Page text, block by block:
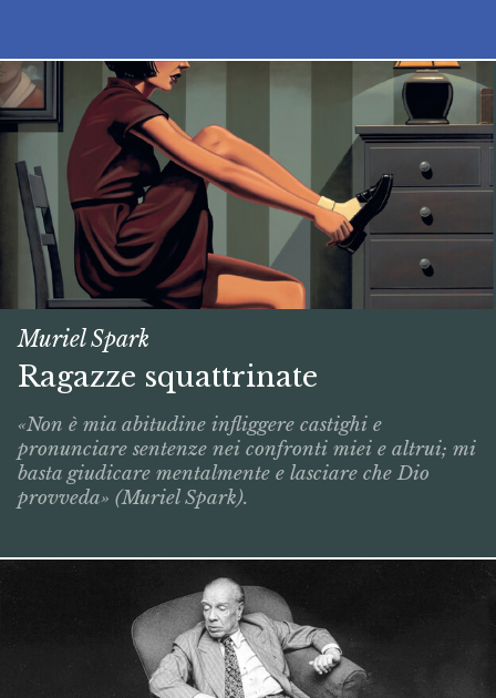
Muriel Spark
Ragazze squattrinate
«Non è mia abitudine infliggere castighi e
pronunciare sentenze nei confronti miei e altrui; mi
basta giudicare mentalmente e lasciare che Dio
provveda» (Muriel Spark).